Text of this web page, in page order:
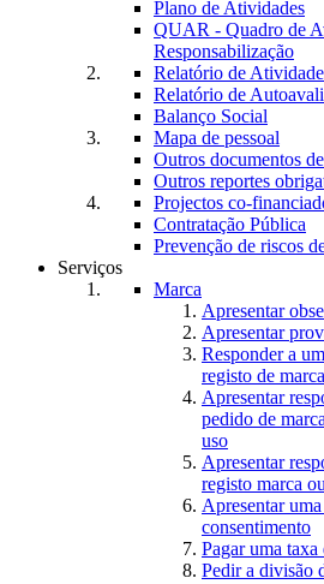
Plano de Atividades
QUAR - Quadro de
Responsabilização
Relatório de
Relatório de
Balanço Social
Mapa de pessoal
Outros documentos
Outros reportes
Projectos co-
Contratação Pública
Prevenção de riscos
Serviços
Marca
Apresentar
Apresentar
Responder a
registo de marca
Apresentar
pedido de
uso
Apresentar
registo marca
Apresentar
consentimento
Pagar uma taxa
Pedir a divisão